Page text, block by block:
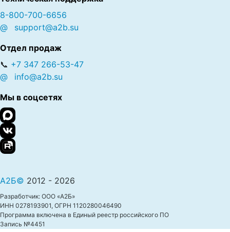
8-800-700-6656
@
support@a2b.su
Отдел продаж
📞 +7 347 266-53-47
@
info@a2b.su
Мы в соцсетях
А2Б© 2012 - 2026
Разработчик: ООО «А2Б»
ИНН 0278193901, ОГРН 1120280046490
Программа включена в Единый реестр российского ПО
Запись №4451